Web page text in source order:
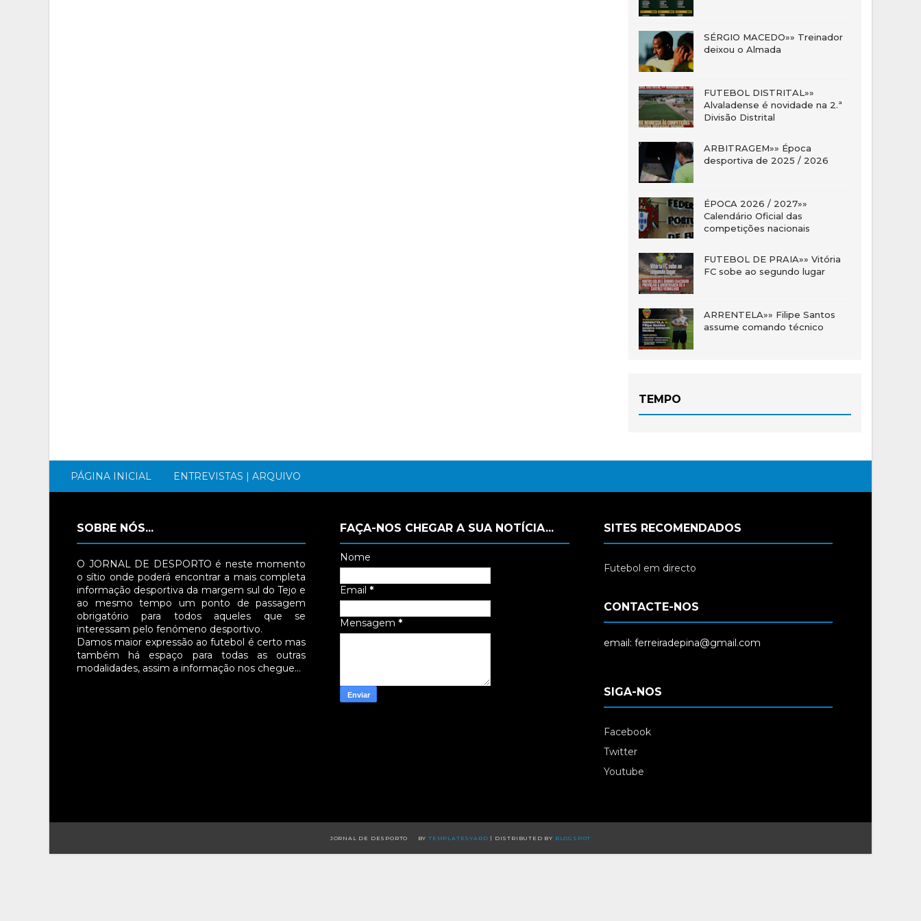
SÉRGIO MACEDO»» Treinador
deixou o Almada
FUTEBOL DISTRITAL»»
Alvaladense é novidade na 2.ª
Divisão Distrital
ARBITRAGEM»» Época
desportiva de 2025 / 2026
ÉPOCA 2026 / 2027»»
Calendário Oficial das
competições nacionais
FUTEBOL DE PRAIA»» Vitória
FC sobe ao segundo lugar
ARRENTELA»» Filipe Santos
assume comando técnico
TEMPO
PÁGINA INICIAL ENTREVISTAS | ARQUIVO
SOBRE NÓS...
O JORNAL DE DESPORTO é neste momento
o sítio onde poderá encontrar a mais completa
informação desportiva da margem sul do Tejo e
ao mesmo tempo um ponto de passagem
obrigatório para todos aqueles que se
interessam pelo fenómeno desportivo.
Damos maior expressão ao futebol é certo mas
também há espaço para todas as outras
modalidades, assim a informação nos chegue…
FAÇA-NOS CHEGAR A SUA NOTÍCIA...
Nome
Email *
Mensagem *
SITES RECOMENDADOS
Futebol em directo
CONTACTE-NOS
email: ferreiradepina@gmail.com
SIGA-NOS
Facebook
Twitter
Youtube
JORNAL DE DESPORTO BY TEMPLATESYARD | DISTRIBUTED BY BLOGSPOT